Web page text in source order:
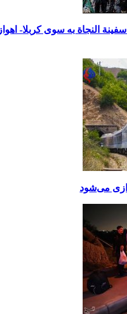
نفری سفینة النجاة به سوی کربلا- اهواز
می‌شود